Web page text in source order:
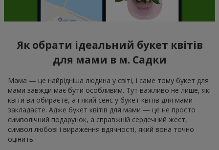
Як обрати ідеальний букет квітів
для мами в м. Садки
Мама — це найрідніша людина у світі, і саме тому букет для
мами завжди має бути особливим. Тут важливо не лише, які
квіти ви обираєте, а і який сенс у букет квітів для мами
закладаєте. Адже букет квітів для мами — це не просто
символічний подарунок, а справжній сердечний жест,
символ любові і вираження вдячності, який вона точно
оцінить.